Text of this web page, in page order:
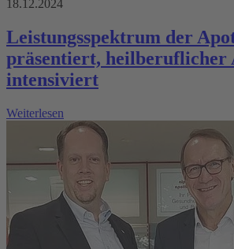
18.12.2024
Leistungsspektrum der
präsentiert, heilberuflicher
intensiviert
Weiterlesen